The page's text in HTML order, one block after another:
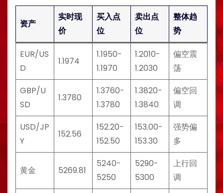
资产
实时现
价
买入点
位
卖出点
位
整体趋
势
EUR/US
D
1.1974
1.1950-
1.1970
1.2010-
1.2030
偏空震
荡
GBP/U
SD
1.3780
1.3760-
1.3780
1.3820-
1.3840
偏空回
调
USD/JP
Y
152.56
152.20-
152.50
153.00-
153.30
强势偏
多
黄金 5269.81
5240-
5250
5290-
5300
上行回
调